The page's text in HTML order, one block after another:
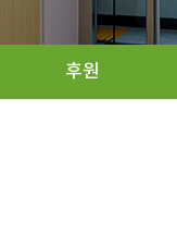
후원